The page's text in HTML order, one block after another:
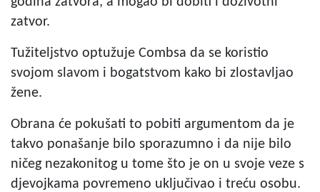
zatvor.
Tužiteljstvo optužuje Combsa da se koristio
svojom slavom i bogatstvom kako bi zlostavljao
žene.
Obrana će pokušati to pobiti argumentom da je
takvo ponašanje bilo sporazumno i da nije bilo
ničeg nezakonitog u tome što je on u svoje veze s
djevojkama povremeno uključivao i treću osobu.